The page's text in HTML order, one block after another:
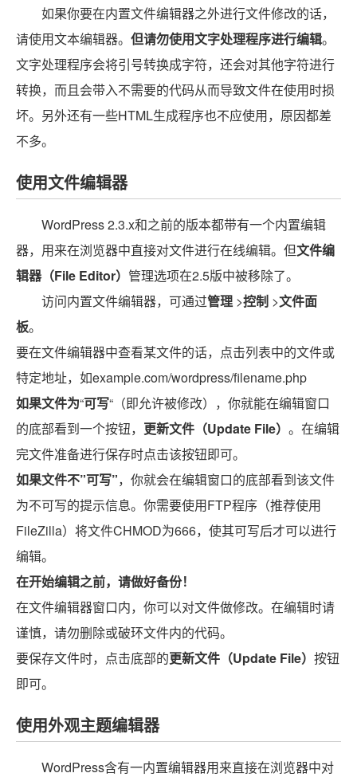
如果你要在内置文件编辑器之外进行文件修改的话，
请使用文本编辑器。 但请勿使用文字处理程序进行编辑。
文字处理程序会将引号转换成字符，还会对其他字符进行
转换，而且会带入不需要的代码从而导致文件在使用时损
坏。另外还有一些HTML生成程序也不应使用，原因都差
不多。
使用文件编辑器
WordPress 2.3.x和之前的版本都带有一个内置编辑
器，用来在浏览器中直接对文件进行在线编辑。但文件编
辑器（File Editor） 管理选项在2.5版中被移除了。
访问内置文件编辑器，可通过管理 >控制 >文件面
板。
要在文件编辑器中查看某文件的话，点击列表中的文件或
特定地址，如example.com/wordpress/filename.php
如果文件为“可写“（即允许被修改），你就能在编辑窗口
的底部看到一个按钮， 更新文件（Update File） 。在编辑
完文件准备进行保存时点击该按钮即可。
如果文件不”可写”，你就会在编辑窗口的底部看到该文件
为不可写的提示信息。你需要使用FTP程序（推荐使用
FileZilla）将文件CHMOD为666，使其可写后才可以进行
编辑。
在开始编辑之前，请做好备份！
在文件编辑器窗口内，你可以对文件做修改。在编辑时请
谨慎，请勿删除或破环文件内的代码。
要保存文件时，点击底部的更新文件（Update File） 按钮
即可。
使用外观主题编辑器
WordPress含有一内置编辑器用来直接在浏览器中对